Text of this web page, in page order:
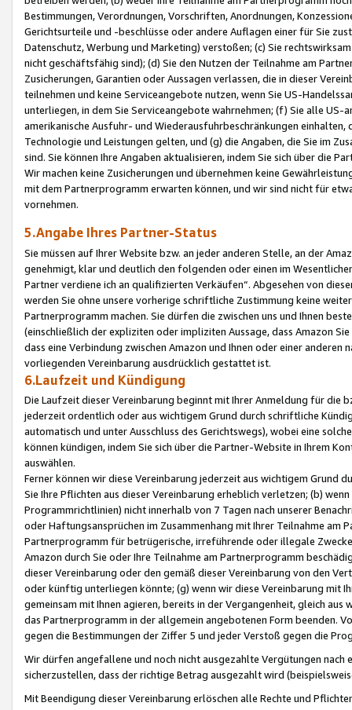
Bestimmungen, Verordnungen, Vorschriften, Anordnungen,
Gerichtsurteile und -beschlüsse oder andere Auflagen einer für Sie
Datenschutz, Werbung und Marketing) verstoßen; (c) Sie
nicht geschäftsfähig sind); (d) Sie den Nutzen der Teilnahme am
Zusicherungen, Garantien oder Aussagen verlassen, die in dieser
teilnehmen und keine Serviceangebote nutzen, wenn Sie US-
unterliegen, in dem Sie Serviceangebote wahrnehmen; (f) Sie alle
amerikanische Ausfuhr- und Wiederausfuhrbeschränkungen
Technologie und Leistungen gelten, und (g) die Angaben, die Sie im
sind. Sie können Ihre Angaben aktualisieren, indem Sie sich über die
Wir machen keine Zusicherungen und übernehmen keine
mit dem Partnerprogramm erwarten können, und wir sind nicht für
vornehmen.
5.Angabe Ihres Partner-Status
Sie müssen auf Ihrer Website bzw. an jeder anderen Stelle, an der
genehmigt, klar und deutlich den folgenden oder einen im
Partner verdiene ich an qualifizierten Verkäufen“. Abgesehen von
werden Sie ohne unsere vorherige schriftliche Zustimmung keine
Partnerprogramm machen. Sie dürfen die zwischen uns und Ihnen
(einschließlich der expliziten oder impliziten Aussage, dass Amazon
dass eine Verbindung zwischen Amazon und Ihnen oder einer
vorliegenden Vereinbarung ausdrücklich gestattet ist.
6.Laufzeit und Kündigung
Die Laufzeit dieser Vereinbarung beginnt mit Ihrer Anmeldung für die
jederzeit ordentlich oder aus wichtigem Grund durch schriftliche
automatisch und unter Ausschluss des Gerichtswegs), wobei eine
können kündigen, indem Sie sich über die Partner-Website in Ihrem
auswählen.
Ferner können wir diese Vereinbarung jederzeit aus wichtigem Grund
Sie Ihre Pflichten aus dieser Vereinbarung erheblich verletzen; (b)
Programmrichtlinien) nicht innerhalb von 7 Tagen nach unserer
oder Haftungsansprüchen im Zusammenhang mit Ihrer Teilnahme am
Partnerprogramm für betrügerische, irreführende oder illegale
Amazon durch Sie oder Ihre Teilnahme am Partnerprogramm
dieser Vereinbarung oder den gemäß dieser Vereinbarung von den
oder künftig unterliegen könnte; (g) wenn wir diese Vereinbarung mit
gemeinsam mit Ihnen agieren, bereits in der Vergangenheit, gleich
das Partnerprogramm in der allgemein angebotenen Form beenden.
gegen die Bestimmungen der Ziffer 5 und jeder Verstoß gegen die
Wir dürfen angefallene und noch nicht ausgezahlte Vergütungen
sicherzustellen, dass der richtige Betrag ausgezahlt wird
Mit Beendigung dieser Vereinbarung erlöschen alle Rechte und